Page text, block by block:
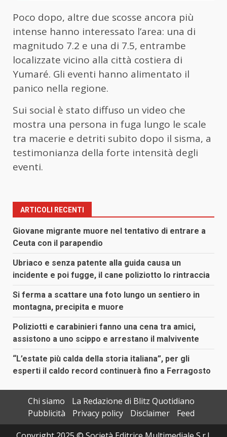
Poco dopo, altre due scosse ancora più
intense hanno interessato l’area: una di
magnitudo 7.2 e una di 7.5, entrambe
localizzate vicino alla città costiera di
Yumaré. Gli eventi hanno alimentato il
panico nella regione.
Sui social è stato diffuso un video che
mostra una persona in fuga lungo le scale
tra macerie e detriti subito dopo il sisma, a
testimonianza della forte intensità degli
eventi.
ARTICOLI RECENTI
Giovane migrante muore nel tentativo di entrare a
Ceuta con il parapendio
Ubriaco e senza patente alla guida causa un
incidente e poi fugge, il cane poliziotto lo rintraccia
Si ferma a scattare una foto lungo un sentiero in
montagna, precipita e muore
Poliziotti e carabinieri fanno una cena tra amici,
assistono a uno scippo e arrestano il malvivente
“L’estate più calda della storia italiana”, per gli
esperti il caldo record continuerà fino a Ferragosto
Chi siamo
La Redazione di Blitz Quotidiano
Pubblicità
Privacy policy Disclaimer
Feed